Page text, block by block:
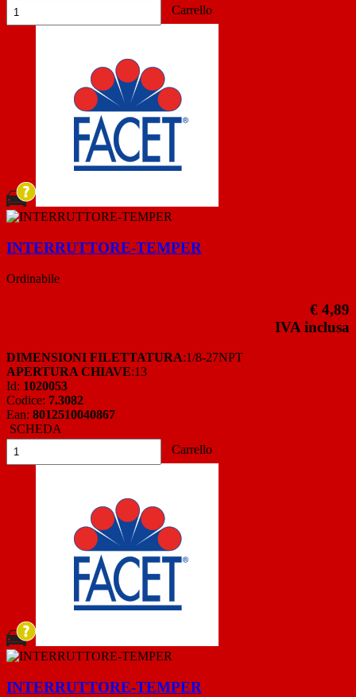
Carrello
INTERRUTTORE-TEMPER
Ordinabile
€ 4,89
IVA inclusa
DIMENSIONI FILETTATURA:1/8-27NPT
APERTURA CHIAVE:13
Id: 1020053
Codice: 7.3082
Ean: 8012510040867
SCHEDA
Carrello
INTERRUTTORE-TEMPER